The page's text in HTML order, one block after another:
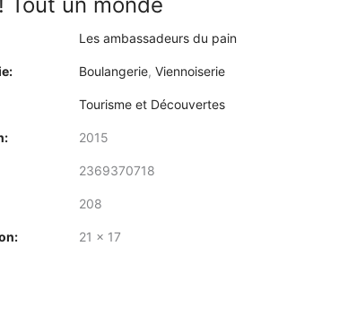
Les ambassadeurs du pain
Boulangerie, Viennoiserie
Tourisme et Découvertes
2015
2369370718
208
21 × 17